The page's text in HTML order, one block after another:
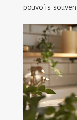
pouvoirs